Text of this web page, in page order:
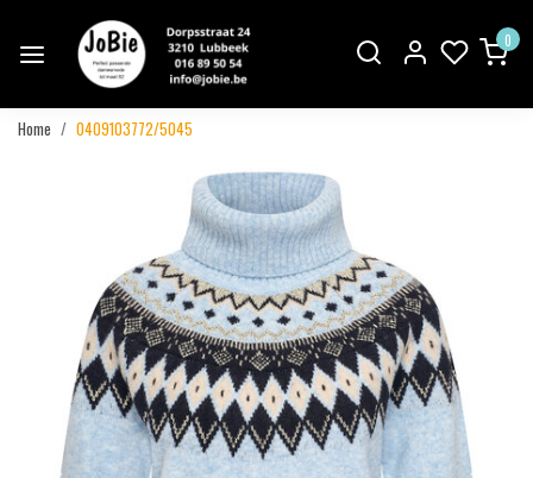
0
Home 0409103772/5045